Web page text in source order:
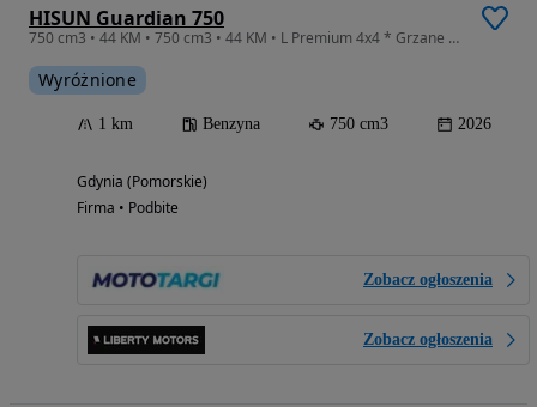
HISUN Guardian 750
750 cm3 • 44 KM • 750 cm3 • 44 KM • L Premium 4x4 * Grzane manetki * Grzane siedzenie *
Wyróżnione
1 km Benzyna 750 cm3 2026
Gdynia (Pomorskie)
Firma • Podbite
Zobacz ogłoszenia
Zobacz ogłoszenia